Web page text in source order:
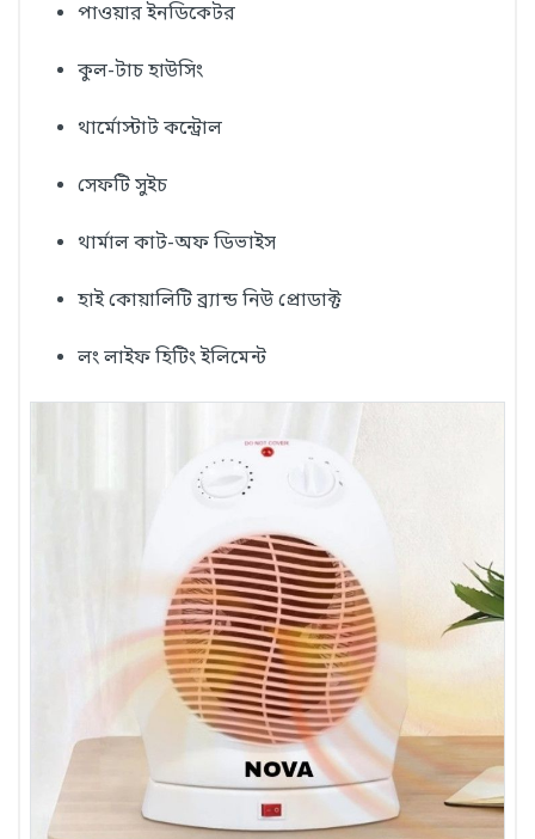
পাওয়ার ইনডিকেটর
কুল-টাচ হাউসিং
থার্মোস্টাট কন্ট্রোল
সেফটি সুইচ
থার্মাল কাট-অফ ডিভাইস
হাই কোয়ালিটি ব্র্যান্ড নিউ প্রোডাক্ট
লং লাইফ হিটিং ইলিমেন্ট